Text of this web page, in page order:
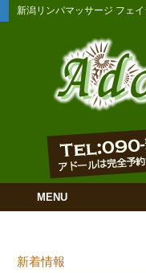
新潟リンパマッサージ フェ
MENU
新着情報